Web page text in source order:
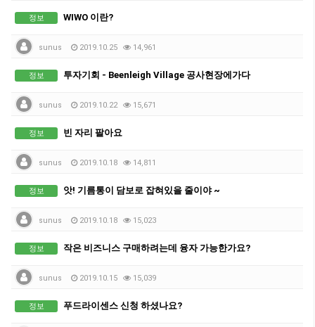
정보 WIWO 이란?
sunus 2019.10.25 14,961
정보 투자기회 - Beenleigh Village 공사현장에가다
sunus 2019.10.22 15,671
정보 빈 자리 팔아요
sunus 2019.10.18 14,811
정보 앗! 기름통이 담보로 잡혀있을 줄이야 ~
sunus 2019.10.18 15,023
정보 작은 비즈니스 구매하려는데 융자 가능한가요?
sunus 2019.10.15 15,039
정보 푸드라이센스 신청 하셨나요?